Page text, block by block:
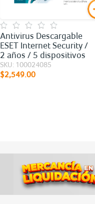
Antivirus Descargable
ESET Internet Security /
2 años / 5 dispositivos
SKU: 100024085
$2,549.00